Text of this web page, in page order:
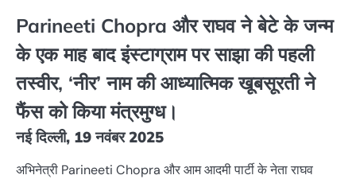
Parineeti Chopra और राघव ने बेटे के जन्म
के एक माह बाद इंस्टाग्राम पर साझा की पहली
तस्वीर, ‘नीर’ नाम की आध्यात्मिक खूबसूरती ने
फैंस को किया मंत्रमुग्ध।
नई दिल्ली, 19 नवंबर 2025
अभिनेत्री Parineeti Chopra और आम आदमी पार्टी के नेता राघव